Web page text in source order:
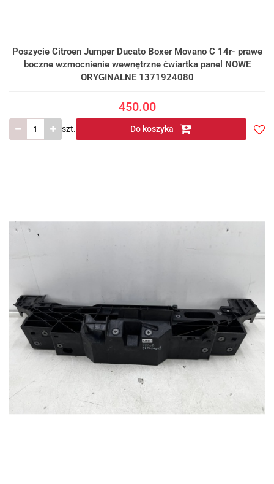
Poszycie Citroen Jumper Ducato Boxer Movano C 14r- prawe
boczne wzmocnienie wewnętrzne ćwiartka panel NOWE
ORYGINALNE 1371924080
450.00
szt. Do koszyka